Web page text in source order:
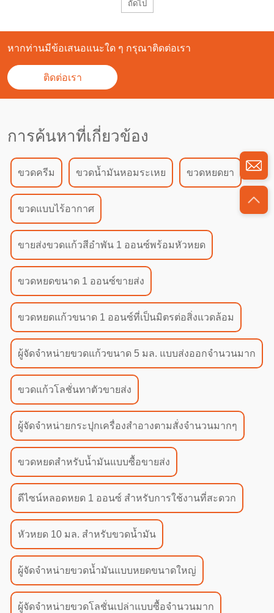
ถัดไป
หากท่านมีข้อเสนอแนะใด ๆ กรุณาติดต่อเรา
ติดต่อเรา
การค้นหาที่เกี่ยวข้อง
ขวดครีม ขวดน้ำมันหอมระเหย ขวดหยดยา
ขวดแบบไร้อากาศ
ขายส่งขวดแก้วสีอำพัน 1 ออนซ์พร้อมหัวหยด
ขวดหยดขนาด 1 ออนซ์ขายส่ง
ขวดหยดแก้วขนาด 1 ออนซ์ที่เป็นมิตรต่อสิ่งแวดล้อม
ผู้จัดจำหน่ายขวดแก้วขนาด 5 มล. แบบส่งออกจำนวนมาก
ขวดแก้วโลชั่นทาตัวขายส่ง
ผู้จัดจำหน่ายกระปุกเครื่องสำอางตามสั่งจำนวนมากๆ
ขวดหยดสำหรับน้ำมันแบบซื้อขายส่ง
ดีไซน์หลอดหยด 1 ออนซ์ สำหรับการใช้งานที่สะดวก
หัวหยด 10 มล. สำหรับขวดน้ำมัน
ผู้จัดจำหน่ายขวดน้ำมันแบบหยดขนาดใหญ่
ผู้จัดจำหน่ายขวดโลชั่นเปล่าแบบซื้อจำนวนมาก